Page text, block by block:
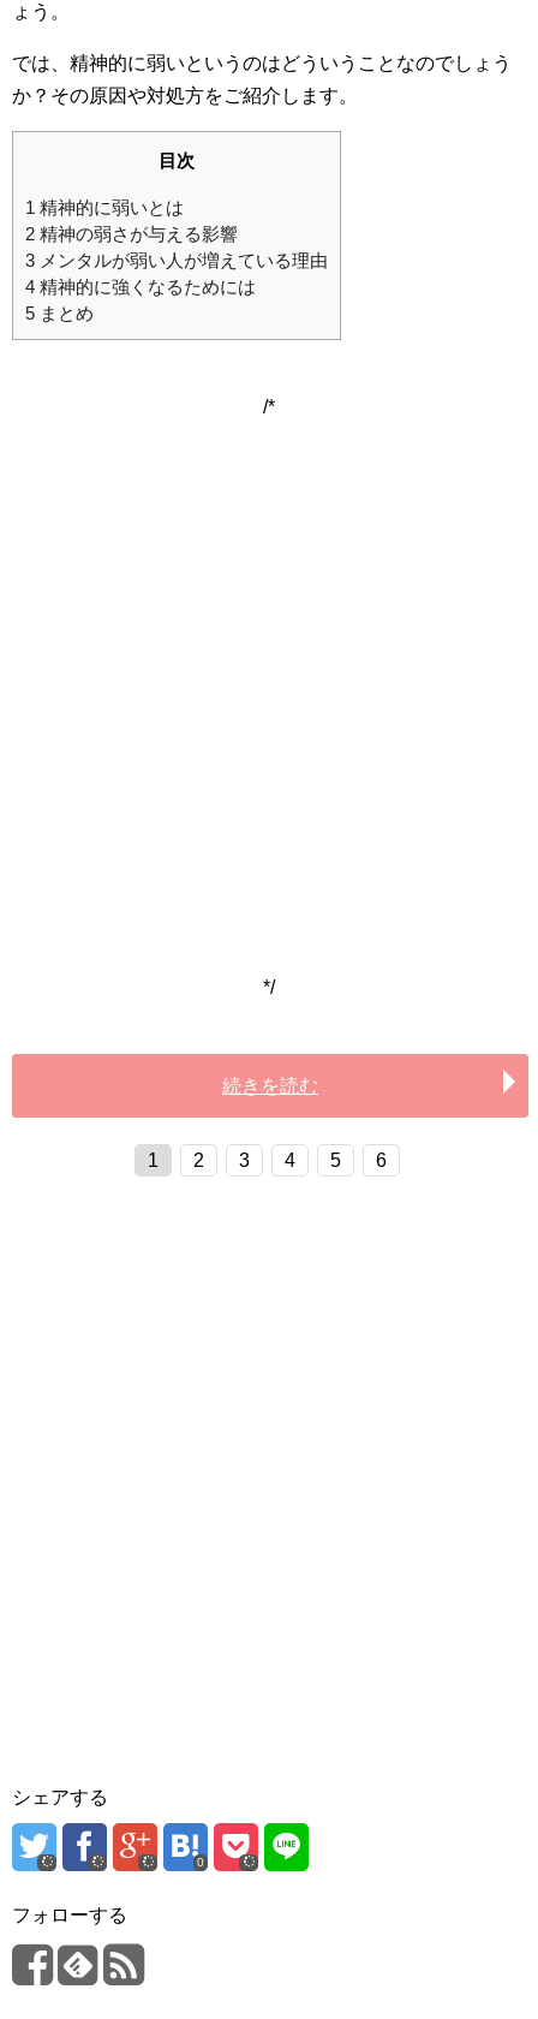
ょう。
では、精神的に弱いというのはどういうことなのでしょう
か？その原因や対処方をご紹介します。
目次
1 精神的に弱いとは
2 精神の弱さが与える影響
3 メンタルが弱い人が増えている理由
4 精神的に強くなるためには
5 まとめ
/*
*/
続きを読む
1 2 3 4 5 6
シェアする
0
フォローする